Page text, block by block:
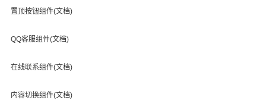
置顶按钮组件(文档)
QQ客服组件(文档)
在线联系组件(文档)
内容切换组件(文档)